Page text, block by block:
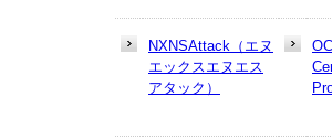
NXNSAttack（エヌ
エックスエヌエス
アタック）